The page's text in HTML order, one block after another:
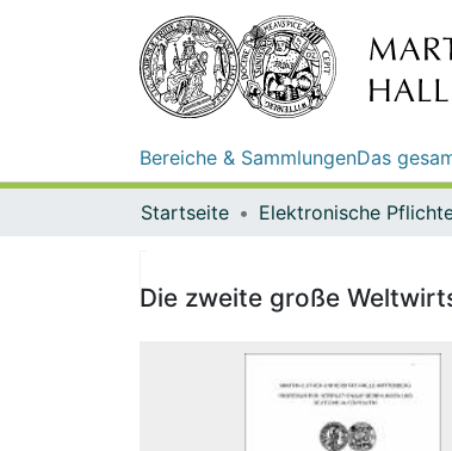
Bereiche & SammlungenDas
Startseite
Die zweite große